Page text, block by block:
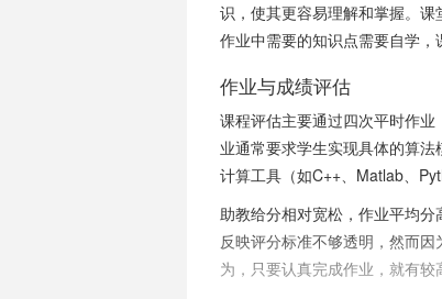
识，使其更容易理解和掌握。课
作业中需要的知识点需要自学，
作业与成绩评估
课程评估主要通过四次平时作
业通常要求学生实现具体的算
计算工具（如C++、Matlab、
助教给分相对宽松，作业平均
反映评分标准不够透明，然而
为，只要认真完成作业，就有较